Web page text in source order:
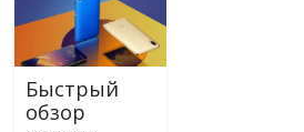
Быстрый
обзор